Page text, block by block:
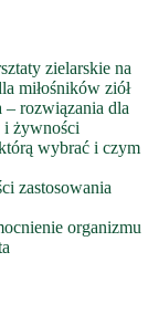
zielarskie na
miłośników ziół
rozwiązania dla
i żywności
wybrać i czym
zastosowania
organizmu